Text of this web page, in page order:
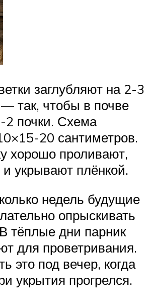
заглубляют на 2-3
так, чтобы в почве
2 почки. Схема
20 сантиметров.
хорошо проливают,
укрывают плёнкой.
недель будущие
опрыскивать
тёплые дни парник
для проветривания.
это под вечер, когда
укрытия прогрелся.